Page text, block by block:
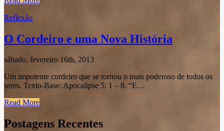
Reflexão
O Cordeiro e uma Nova História
sábado, fevereiro 16th, 2013
Um impotente cordeiro que se tornou o mais poderoso de todos os
seres. Texto-Base: Apocalipse 5: 1 – 8. “E…
Read More
Postagens Recentes